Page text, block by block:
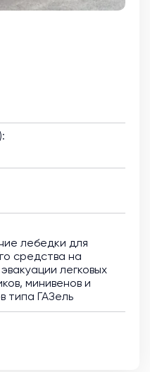
лебедки для
средства на
легковых
минивенов и
типа ГАЗель